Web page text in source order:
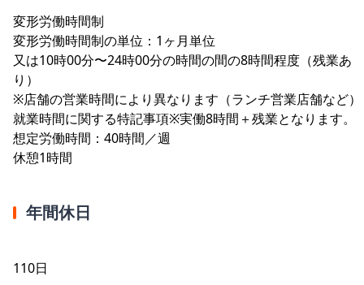
変形労働時間制
変形労働時間制の単位：1ヶ月単位
又は10時00分〜24時00分の時間の間の8時間程度（残業あ
り）
※店舗の営業時間により異なります（ランチ営業店舗など）
就業時間に関する特記事項※実働8時間＋残業となります。
想定労働時間：40時間／週
休憩1時間
年間休日
110日